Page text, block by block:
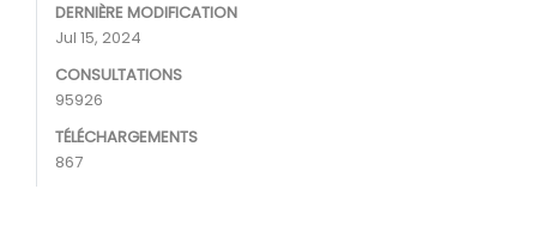
DERNIÈRE MODIFICATION
Jul 15, 2024
CONSULTATIONS
95926
TÉLÉCHARGEMENTS
867